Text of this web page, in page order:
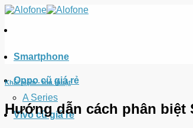
Smartphone
Oppo cũ giá rẻ
A Series
Vivo cũ giá rẻ
Khái niệm - thủ thuật
Hướng dẫn cách phân biệt